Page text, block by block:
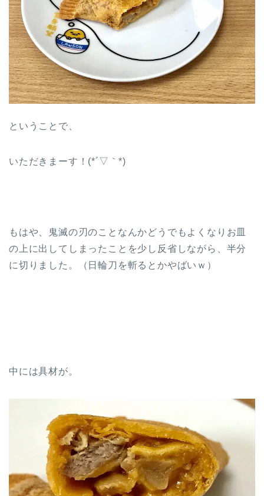
ということで、
いただきまーす！(*´▽｀*)
もはや、鬼滅の刃のことなんかどうでもよくなりお皿
の上に出してしまったことを少し反省しながら、半分
に切りました。（日輪刀を斬るとかやばいｗ）
中には具材が。